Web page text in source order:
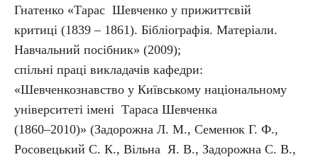
Гнатенко «Тарас Шевченко у прижиттєвій
критиці (1839 – 1861). Бібліографія. Матеріали.
Навчальний посібник» (2009);
спільні праці викладачів кафедри:
«Шевченкознавство у Київському національному
університеті імені Тараса Шевченка
(1860–2010)» (Задорожна Л. М., Семенюк Г. Ф.,
Росовецький С. К., Вільна Я. В., Задорожна С. В.,